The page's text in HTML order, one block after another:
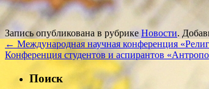
Запись опубликована в рубрике Новости.
← Международная научная конференция
Конференция студентов и аспирантов
Поиск